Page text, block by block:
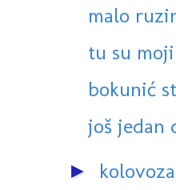
malo
tu su
bokunić
još jedan
► kolovoza